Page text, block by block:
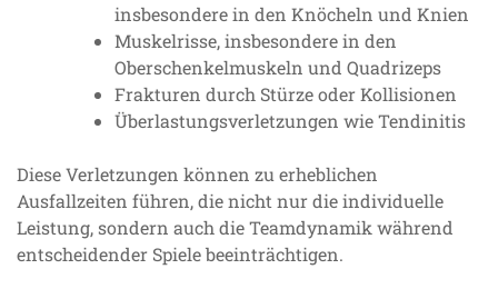
insbesondere in den Knöcheln und Knien
Muskelrisse, insbesondere in den
Oberschenkelmuskeln und Quadrizeps
Frakturen durch Stürze oder Kollisionen
Überlastungsverletzungen wie Tendinitis
Diese Verletzungen können zu erheblichen
Ausfallzeiten führen, die nicht nur die individuelle
Leistung, sondern auch die Teamdynamik während
entscheidender Spiele beeinträchtigen.